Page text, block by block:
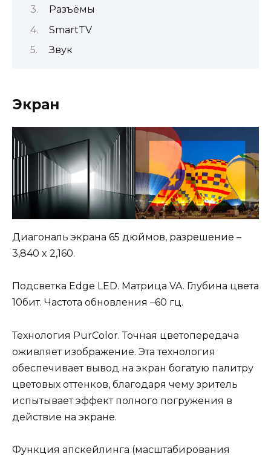
Разъёмы
SmartTV
Звук
Экран
Диагональ экрана 65 дюймов, разрешение –
3,840 x 2,160.
Подсветка Edge LED. Матрица VA. Глубина цвета
10бит. Частота обновления –60 гц.
Технология PurColor. Точная цветопередача
оживляет изображение. Эта технология
обеспечивает вывод на экран богатую палитру
цветовых оттенков, благодаря чему зритель
испытывает эффект полного погружения в
действие на экране.
Функция апскейлинга (масштабирования